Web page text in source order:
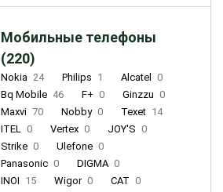
Мобильные телефоны
(220)
Nokia 24 Philips 1 Alcatel
0
Bq Mobile 46 F+ 0 Ginzzu 0
Maxvi 70 Nobby 0 Texet 14
ITEL 0 Vertex 0 JOY'S 0
Strike 0 Ulefone 0
Panasonic 0 DIGMA 0
INOI 15 Wigor 0 CAT 0